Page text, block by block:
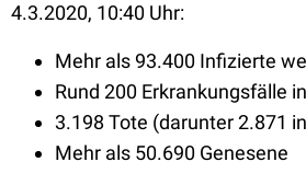
4.3.2020, 10:40 Uhr:
Mehr als 93.400 Infizierte
Rund 200 Erkrankungsfälle
3.198 Tote (darunter 2.871
Mehr als 50.690 Genesene